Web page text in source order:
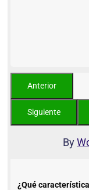
By
¿Qué